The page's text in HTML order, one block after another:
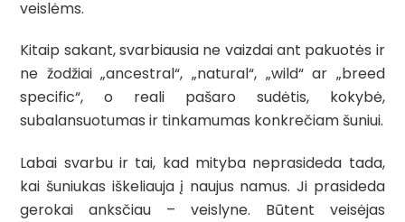
veislėms.
Kitaip sakant, svarbiausia ne vaizdai ant pakuotės ir
ne žodžiai „ancestral“, „natural“, „wild“ ar „breed
specific“, o reali pašaro sudėtis, kokybė,
subalansuotumas ir tinkamumas konkrečiam šuniui.
Labai svarbu ir tai, kad mityba neprasideda tada,
kai šuniukas iškeliauja į naujus namus. Ji prasideda
gerokai anksčiau – veislyne. Būtent veisėjas